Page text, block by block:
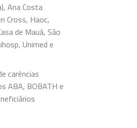
Ana Costa
Cross, Haoc,
de Mauá, São
Unimed e
carências
ABA, BOBATH e